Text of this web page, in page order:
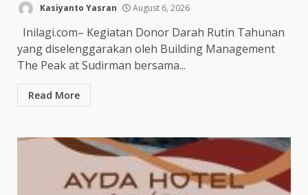
Kasiyanto Yasran August 6, 2026
Inilagi.com– Kegiatan Donor Darah Rutin Tahunan
yang diselenggarakan oleh Building Management
The Peak at Sudirman bersama...
Read More